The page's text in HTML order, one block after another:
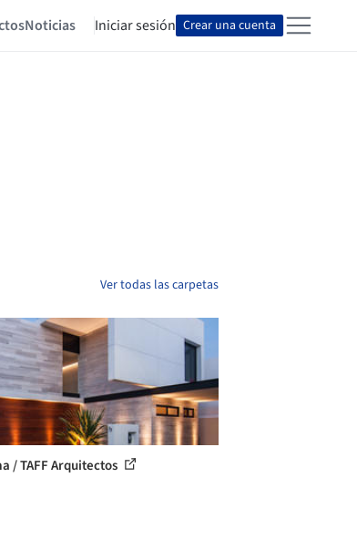
Noticias Iniciar sesión Crear una cuenta
Ver todas las carpetas
/ TAFF Arquitectos